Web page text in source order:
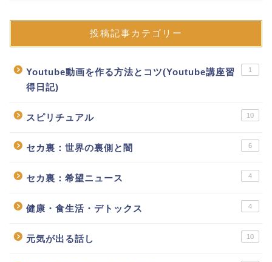
投稿記事カテゴリー
Youtube動画を作る方法とコツ(Youtube講座習
得日記)
1
スピリチュアル 10
セカ裏：世界の裏側と闇 6
セカ裏：希望ニュース 4
健康・食生活・デトックス 4
元気が出る話し 10